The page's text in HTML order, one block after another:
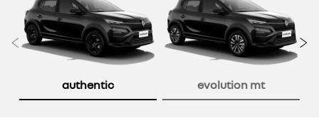
authentic evolution mt
Anterior